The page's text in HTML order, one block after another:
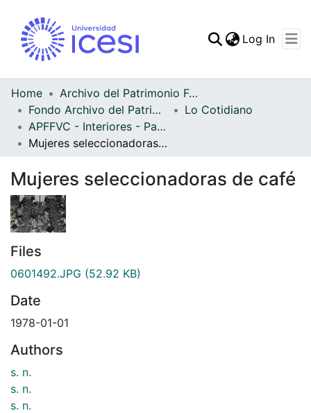
Statistics
Log In
Home
Archivo del Patrimonio Fotográfico y Fílmico del Valle del Cauca
Fondo Archivo del Patrimonio Fotográfico y Fílmico del Valle del Cauca
Lo Cotidiano
APFFVC - Interiores - Patrimonial
Mujeres seleccionadoras de café
Mujeres seleccionadoras de café
Files
0601492.JPG (52.92 KB)
Date
1978-01-01
Authors
s. n.
s. n.
s. n.